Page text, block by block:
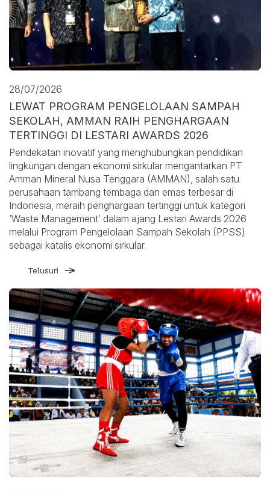
28/07/2026
LEWAT PROGRAM PENGELOLAAN SAMPAH
SEKOLAH, AMMAN RAIH PENGHARGAAN
TERTINGGI DI LESTARI AWARDS 2026
Pendekatan inovatif yang menghubungkan pendidikan
lingkungan dengan ekonomi sirkular mengantarkan PT
Amman Mineral Nusa Tenggara (AMMAN), salah satu
perusahaan tambang tembaga dan emas terbesar di
Indonesia, meraih penghargaan tertinggi untuk kategori
‘Waste Management’ dalam ajang Lestari Awards 2026
melalui Program Pengelolaan Sampah Sekolah (PPSS)
sebagai katalis ekonomi sirkular.
Telusuri